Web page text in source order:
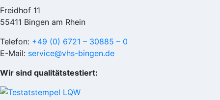
Freidhof 11
55411 Bingen am Rhein
Telefon: +49 (0) 6721 – 30885 – 0
E-Mail: service@vhs-bingen.de
Wir sind qualitätstestiert: